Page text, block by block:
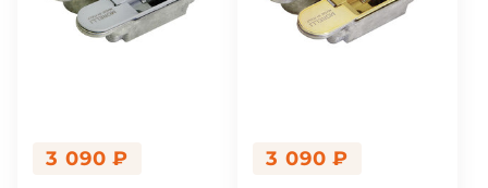
3 090 ₽ 3 090 ₽